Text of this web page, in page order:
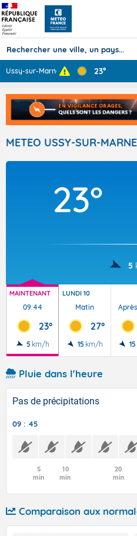
TOUS LES
Ussy-sur-Marne 23°
METEO USSY-SUR-
23°
5
MAINTENANT
09:44
23°
5 km/h
LUNDI 10
Matin
27°
15 km/h 15
Pluie dans l'heure
Pas de précipitations
09 : 45
5
min
10
min
20
min
Comparaison aux